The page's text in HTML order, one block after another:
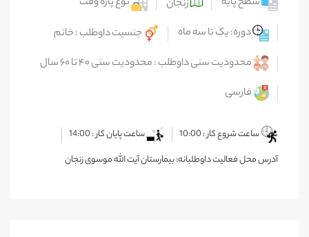
زنجان
دوره: یک تا سه ماه
جنسیت داوطلب : خانم
محدودیت سنی داوطلب : محدودیت سنی ۴۰ تا ۶۰ سال
فارسی
ساعت شروع کار : 10:00
ساعت پایان کار : 14:00
آدرس محل فعالیت داوطلبانه: بیمارستان آیت الله موسوی زنجان